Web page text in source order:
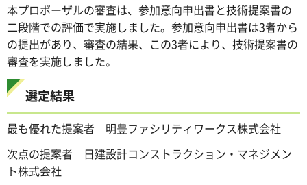
本プロポーザルの審査は、参加意向申出書と技術提案書の
二段階での評価で実施しました。参加意向申出書は3者から
の提出があり、審査の結果、この3者により、技術提案書の
審査を実施しました。
選定結果
最も優れた提案者 明豊ファシリティワークス株式会社
次点の提案者 日建設計コンストラクション・マネジメン
ト株式会社